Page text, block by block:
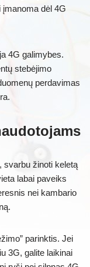
įmanoma dėl 4G
4G galimybes.
stebėjimo
perdavimas
svarbu žinoti keletą
labai paveiks
nei kambario
parinktis. Jei
3G, galite laikinai